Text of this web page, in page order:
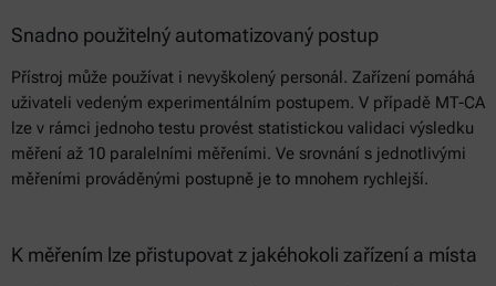
Snadno použitelný automatizovaný postup
Přístroj může používat i nevyškolený personál. Zařízení pomáhá
uživateli vedeným experimentálním postupem. V případě MT-CA
lze v rámci jednoho testu provést statistickou validaci výsledku
měření až 10 paralelními měřeními. Ve srovnání s jednotlivými
měřeními prováděnými postupně je to mnohem rychlejší.
K měřením lze přistupovat z jakéhokoli zařízení a místa